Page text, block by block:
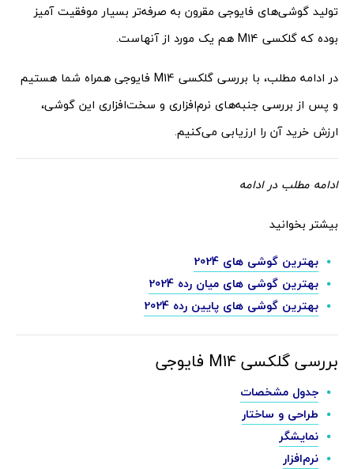
تولید گوشی‌های فایوجی مقرون به صرفه‌تر بسیار موفقیت آمیز
بوده که گلکسی M14 هم یک مورد از آنهاست.
در ادامه مطلب، با بررسی گلکسی M14 فایوجی همراه شما هستیم
و پس از بررسی جنبه‌های نرم‌افزاری و سخت‌افزاری این گوشی،
ارزش خرید آن را ارزیابی می‌کنیم.
ادامه مطلب در ادامه
بیشتر بخوانید
بهترین گوشی های 2024
بهترین گوشی های میان رده 2024
بهترین گوشی های پایین رده 2024
بررسی گلکسی M14 فایوجی
جدول مشخصات
طراحی و ساختار
نمایشگر
نرم‌افزار